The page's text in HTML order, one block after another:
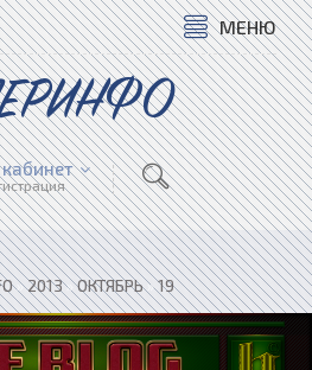
МЕНЮ
»2013»ОКТЯБРЬ»19